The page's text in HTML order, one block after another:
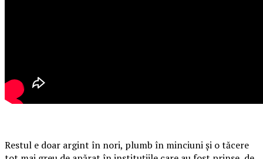
Restul e doar argint în nori, plumb în minciuni și o tăcere